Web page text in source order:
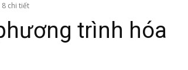
chi tiết
trình hóa